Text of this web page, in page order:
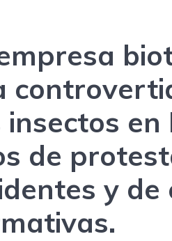
insectos
de
y de